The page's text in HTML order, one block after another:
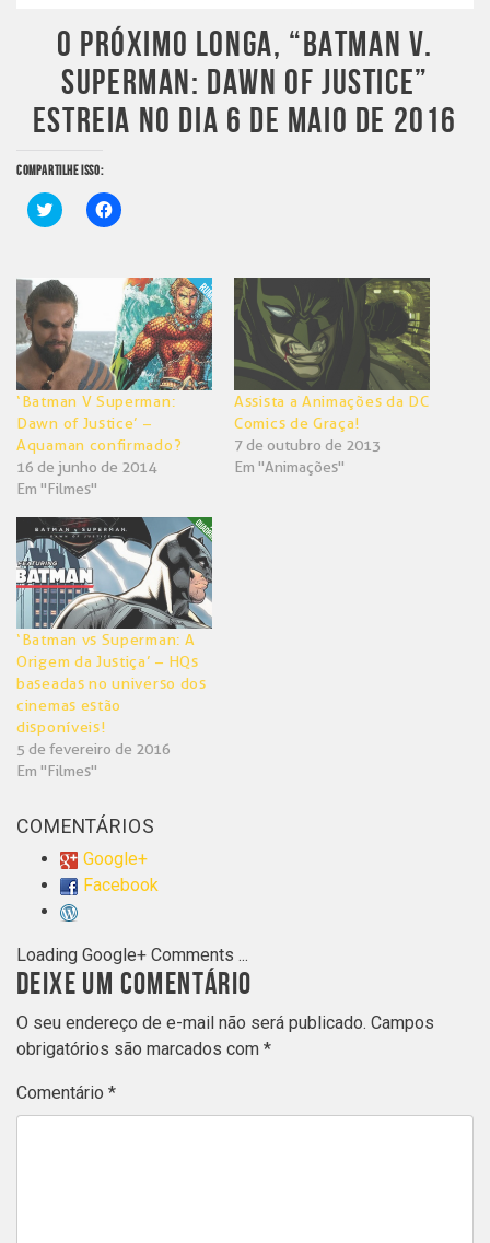
O PRÓXIMO LONGA, “BATMAN V.
SUPERMAN: DAWN OF JUSTICE”
ESTREIA NO DIA 6 DE MAIO DE 2016
COMPARTILHE ISSO:
Clique
para
em
nova
janela)
Clique
para
em
nova
janela)
‘Batman V Superman:
Dawn of Justice’ –
Aquaman confirmado?
16 de junho de 2014
Em "Filmes"
Assista a Animações da DC
Comics de Graça!
7 de outubro de 2013
Em "Animações"
‘Batman vs Superman: A
Origem da Justiça’ – HQs
baseadas no universo dos
cinemas estão
disponíveis!
5 de fevereiro de 2016
Em "Filmes"
COMENTÁRIOS
Google+
Facebook
Loading Google+ Comments ...
DEIXE UM COMENTÁRIO
O seu endereço de e-mail não será publicado. Campos
obrigatórios são marcados com *
Comentário *